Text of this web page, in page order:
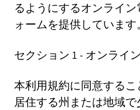
るようにするオンライ
ォームを提供しています。
セクション 1 - オンライ
本利用規約に同意するこ
居住する州または地域